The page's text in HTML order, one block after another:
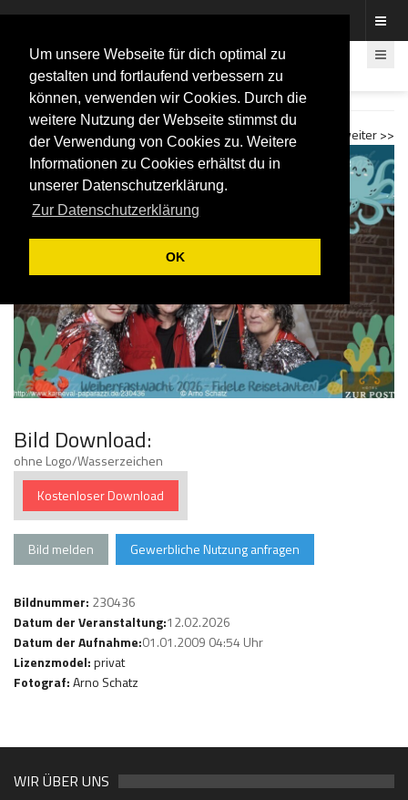
Um unsere Webseite für dich optimal zu
gestalten und fortlaufend verbessern zu
können, verwenden wir Cookies. Durch die
weitere Nutzung der Webseite stimmst du
der Verwendung von Cookies zu. Weitere
Informationen zu Cookies erhältst du in
unserer Datenschutzerklärung.
Zur Datenschutzerklärung
OK
Fotos rund um den Fastelovend
Fidele Reisetanten 2026 Fotobox
weiter >>
<< zurück
Bild Download:
ohne Logo/Wasserzeichen
Kostenloser Download
Bild melden Gewerbliche Nutzung anfragen
Bildnummer: 230436
Datum der Veranstaltung:12.02.2026
Datum der Aufnahme:01.01.2009 04:54 Uhr
Lizenzmodel:privat
Fotograf:Arno Schatz
WIR ÜBER UNS